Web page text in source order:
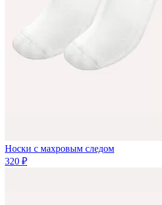
Носки с махровым следом
320 ₽